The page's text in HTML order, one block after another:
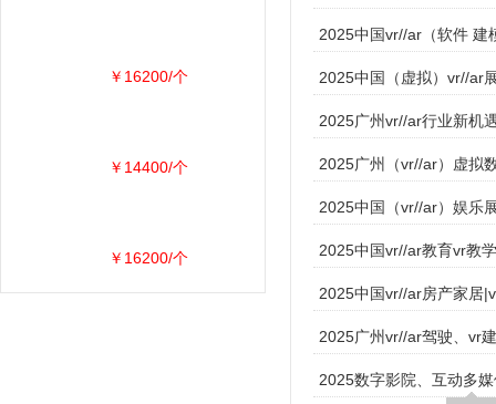
2025中国vr//ar（软件 建
2025中国（虚拟）vr//ar
2025广州vr//ar行业新机
2025广州（vr//ar）虚拟
2025中国（vr//ar）娱乐
2025中国vr//ar教育vr教
2025中国vr//ar房产家居
2025广州vr//ar驾驶、vr
2025数字影院、互动多
￥16200/个
￥14400/个
￥16200/个